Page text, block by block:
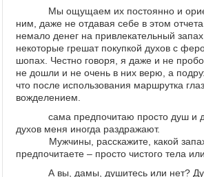
Рейтинги
Архив
Фототоп
Мы ощущаем их постоянно и
ним, даже не отдавая себе в этом
немало денег на привлекательный
некоторые грешат покупкой духов с
шопах. Честно говоря, я даже и не
не дошли и не очень в них верю, а
что после использования маршрутка
вожделением.
сама предпочитаю просто душ и
духов меня иногда раздражают.
Мужчины, расскажите, какой
предпочитаете – просто чистого тела
А вы, дамы, душитесь или нет?